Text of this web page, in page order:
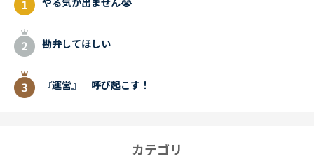
勘弁してほしい
『運営』 呼び起こす！
カテゴリ